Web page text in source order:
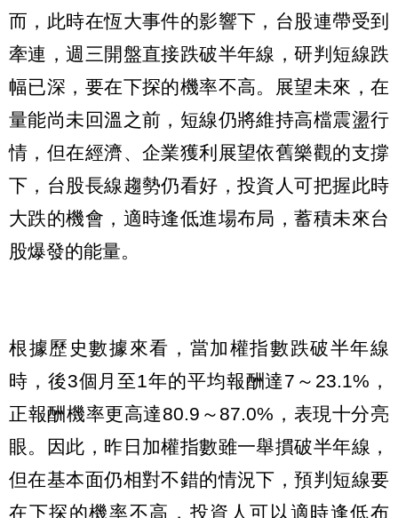
而，此時在恆大事件的影響下，台股連帶受到
牽連，週三開盤直接跌破半年線，研判短線跌
幅已深，要在下探的機率不高。展望未來，在
量能尚未回溫之前，短線仍將維持高檔震盪行
情，但在經濟、企業獲利展望依舊樂觀的支撐
下，台股長線趨勢仍看好，投資人可把握此時
大跌的機會，適時逢低進場布局，蓄積未來台
股爆發的能量。
根據歷史數據來看，當加權指數跌破半年線
時，後3個月至1年的平均報酬達7～23.1%，
正報酬機率更高達80.9～87.0%，表現十分亮
眼。因此，昨日加權指數雖一舉摜破半年線，
但在基本面仍相對不錯的情況下，預判短線要
在下探的機率不高，投資人可以適時逢低布